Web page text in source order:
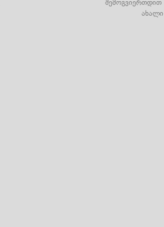
შემოგვიერთდით
ახალი